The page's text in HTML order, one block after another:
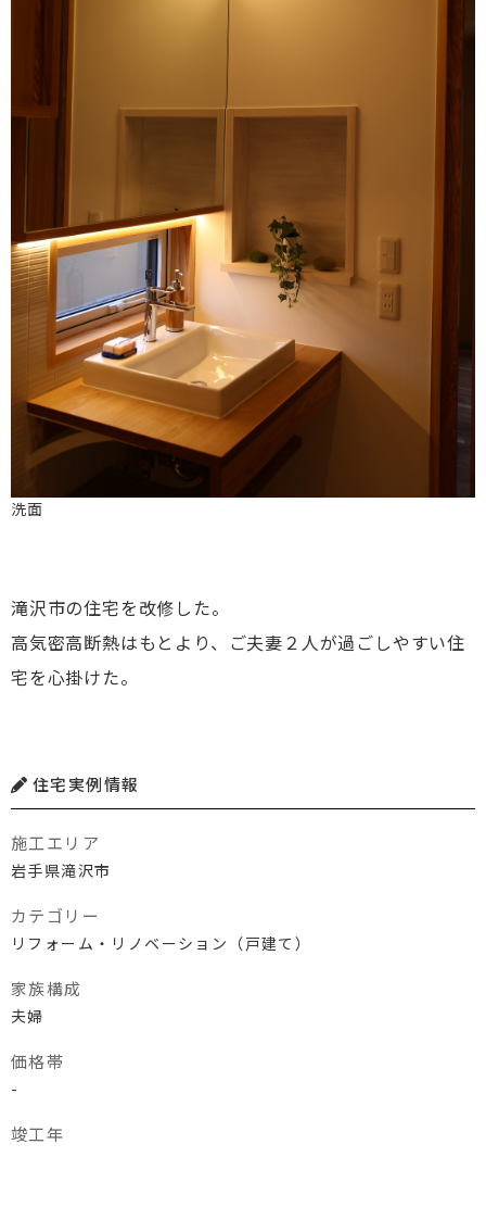
洗面
滝沢市の住宅を改修した。
高気密高断熱はもとより、ご夫妻２人が過ごしやすい住
宅を心掛けた。
住宅実例情報
施工エリア
岩手県滝沢市
カテゴリー
リフォーム・リノベーション（戸建て）
家族構成
夫婦
価格帯
-
竣工年